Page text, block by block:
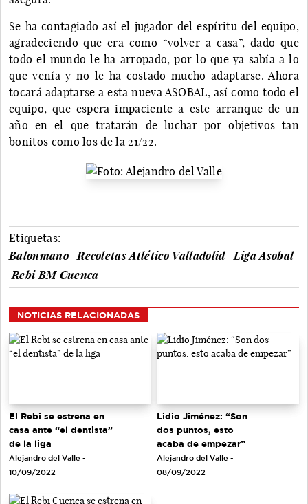
Se ha contagiado así el jugador del espíritu del equipo,
agradeciendo que era como “volver a casa”, dado que
todo el mundo le ha arropado, por lo que ya sabía a lo
que venía y no le ha costado mucho adaptarse. Ahora
tocará adaptarse a esta nueva ASOBAL, así como todo el
equipo, que espera impaciente a este arranque de un
año en el que tratarán de luchar por objetivos tan
bonitos como los de la 21/22.
Etiquetas:
Balonmano
Recoletas Atlético Valladolid
Liga Asobal
Rebi BM Cuenca
NOTICIAS RELACIONADAS
El Rebi se estrena en
casa ante “el dentista”
de la liga
Alejandro del Valle -
10/09/2022
Lidio Jiménez: “Son
dos puntos, esto
acaba de empezar”
Alejandro del Valle -
08/09/2022